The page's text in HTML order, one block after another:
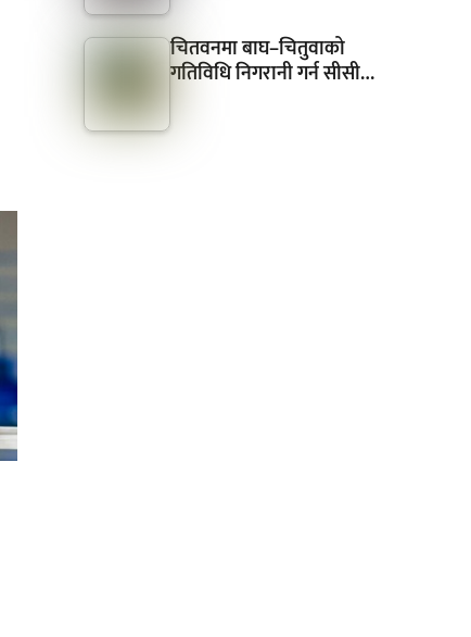
चितवनमा बाघ–चितुवाको
गतिविधि निगरानी गर्न सीसी…